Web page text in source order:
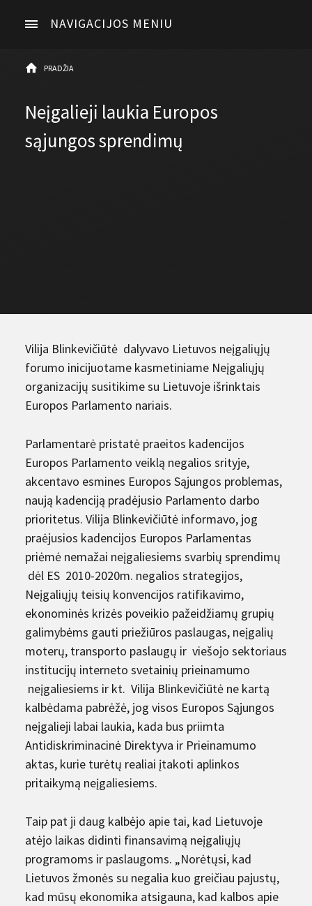
NAVIGACIJOS MENIU
PRADŽIA
Neįgalieji laukia Europos
sąjungos sprendimų
Vilija Blinkevičiūtė dalyvavo Lietuvos neįgaliųjų
forumo inicijuotame kasmetiniame Neįgaliųjų
organizacijų susitikime su Lietuvoje išrinktais
Europos Parlamento nariais.
Parlamentarė pristatė praeitos kadencijos
Europos Parlamento veiklą negalios srityje,
akcentavo esmines Europos Sąjungos problemas,
naują kadenciją pradėjusio Parlamento darbo
prioritetus. Vilija Blinkevičiūtė informavo, jog
praėjusios kadencijos Europos Parlamentas
priėmė nemažai neįgaliesiems svarbių sprendimų
dėl ES 2010-2020m. negalios strategijos,
Neįgaliųjų teisių konvencijos ratifikavimo,
ekonominės krizės poveikio pažeidžiamų grupių
galimybėms gauti priežiūros paslaugas, neįgalių
moterų, transporto paslaugų ir viešojo sektoriaus
institucijų interneto svetainių prieinamumo
neįgaliesiems ir kt. Vilija Blinkevičiūtė ne kartą
kalbėdama pabrėžė, jog visos Europos Sąjungos
neįgalieji labai laukia, kada bus priimta
Antidiskriminacinė Direktyva ir Prieinamumo
aktas, kurie turėtų realiai įtakoti aplinkos
pritaikymą neįgaliesiems.
Taip pat ji daug kalbėjo apie tai, kad Lietuvoje
atėjo laikas didinti finansavimą neįgaliųjų
programoms ir paslaugoms. „Norėtųsi, kad
Lietuvos žmonės su negalia kuo greičiau pajustų,
kad mūsų ekonomika atsigauna, kad kalbos apie